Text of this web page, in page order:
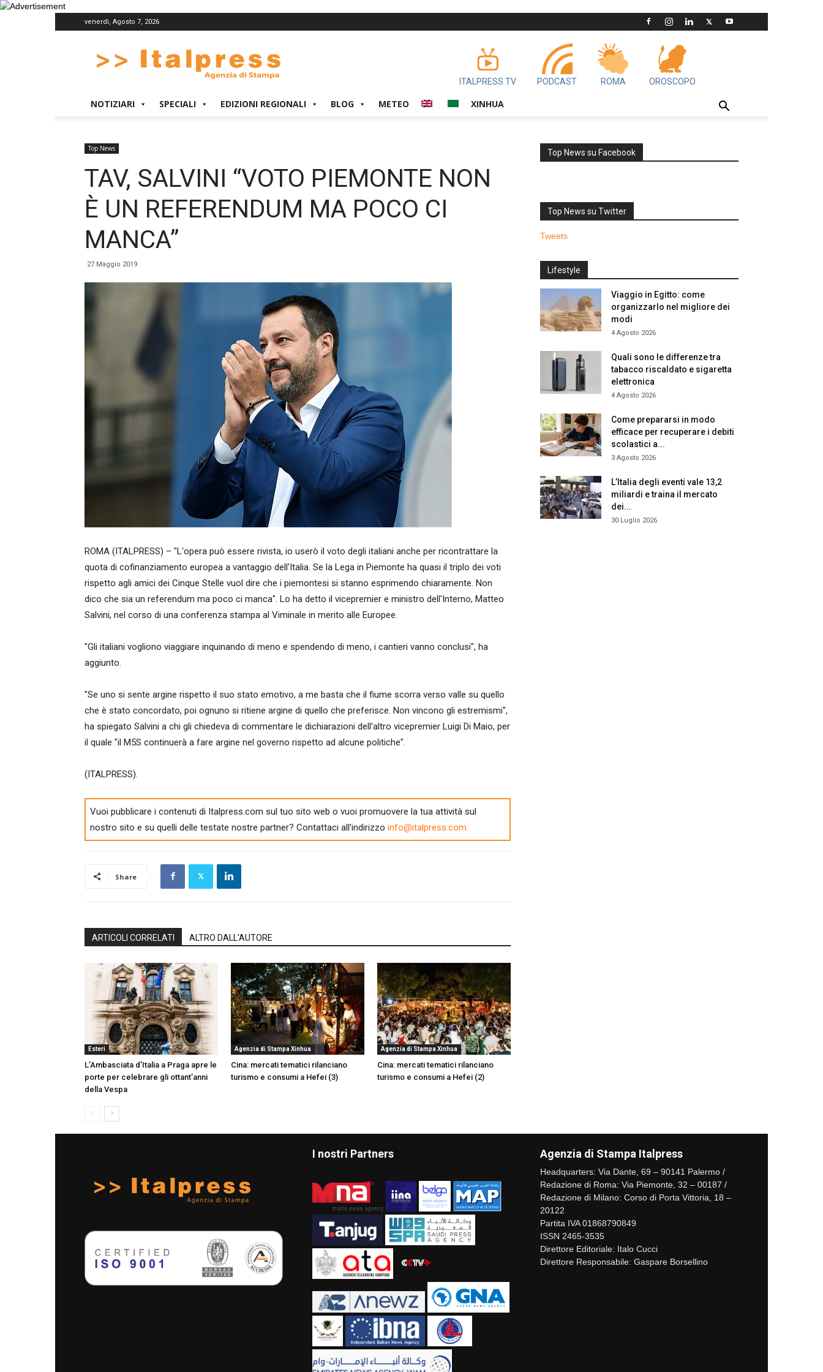
venerdì, Agosto 7, 2026
ITALPRESS TV PODCAST ROMA OROSCOPO
NOTIZIARI SPECIALI EDIZIONI REGIONALI BLOG METEO XINHUA
Top News
TAV, SALVINI “VOTO PIEMONTE NON
È UN REFERENDUM MA POCO CI
MANCA”
27 Maggio 2019
ROMA (ITALPRESS) – "L'opera può essere rivista, io userò il voto degli italiani anche per ricontrattare la
quota di cofinanziamento europea a vantaggio dell'Italia. Se la Lega in Piemonte ha quasi il triplo dei voti
rispetto agli amici dei Cinque Stelle vuol dire che i piemontesi si stanno esprimendo chiaramente. Non
dico che sia un referendum ma poco ci manca". Lo ha detto il vicepremier e ministro dell'Interno, Matteo
Salvini, nel corso di una conferenza stampa al Viminale in merito alle Europee.
"Gli italiani vogliono viaggiare inquinando di meno e spendendo di meno, i cantieri vanno conclusi", ha
aggiunto.
"Se uno si sente argine rispetto il suo stato emotivo, a me basta che il fiume scorra verso valle su quello
che è stato concordato, poi ognuno si ritiene argine di quello che preferisce. Non vincono gli estremismi",
ha spiegato Salvini a chi gli chiedeva di commentare le dichiarazioni dell'altro vicepremier Luigi Di Maio, per
il quale "il M5S continuerà a fare argine nel governo rispetto ad alcune politiche".
(ITALPRESS).
Vuoi pubblicare i contenuti di Italpress.com sul tuo sito web o vuoi promuovere la tua attività sul
nostro sito e su quelli delle testate nostre partner? Contattaci all'indirizzo info@italpress.com
Share
ARTICOLI CORRELATI ALTRO DALL'AUTORE
Esteri
L’Ambasciata d’Italia a Praga apre le
porte per celebrare gli ottant’anni
della Vespa
Agenzia di Stampa Xinhua
Cina: mercati tematici rilanciano
turismo e consumi a Hefei (3)
Agenzia di Stampa Xinhua
Cina: mercati tematici rilanciano
turismo e consumi a Hefei (2)
Top News su Facebook
Top News su Twitter
Tweets
Lifestyle
Viaggio in Egitto: come
organizzarlo nel migliore dei
modi
4 Agosto 2026
Quali sono le differenze tra
tabacco riscaldato e sigaretta
elettronica
4 Agosto 2026
Come prepararsi in modo
efficace per recuperare i debiti
scolastici a...
3 Agosto 2026
L’Italia degli eventi vale 13,2
miliardi e traina il mercato
dei...
30 Luglio 2026
I nostri Partners Agenzia di Stampa Italpress
Headquarters: Via Dante, 69 – 90141 Palermo /
Redazione di Roma: Via Piemonte, 32 – 00187 /
Redazione di Milano: Corso di Porta Vittoria, 18 –
20122
Partita IVA 01868790849
ISSN 2465-3535
Direttore Editoriale: Italo Cucci
Direttore Responsabile: Gaspare Borsellino